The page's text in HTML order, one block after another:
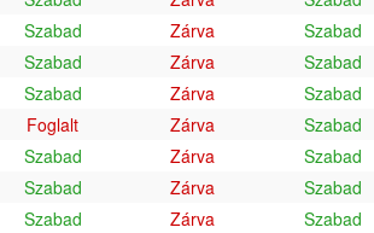
Szabad Zárva Szabad
Szabad Zárva Szabad
Szabad Zárva Szabad
Foglalt Zárva Szabad
Szabad Zárva Szabad
Szabad Zárva Szabad
Szabad Zárva Szabad